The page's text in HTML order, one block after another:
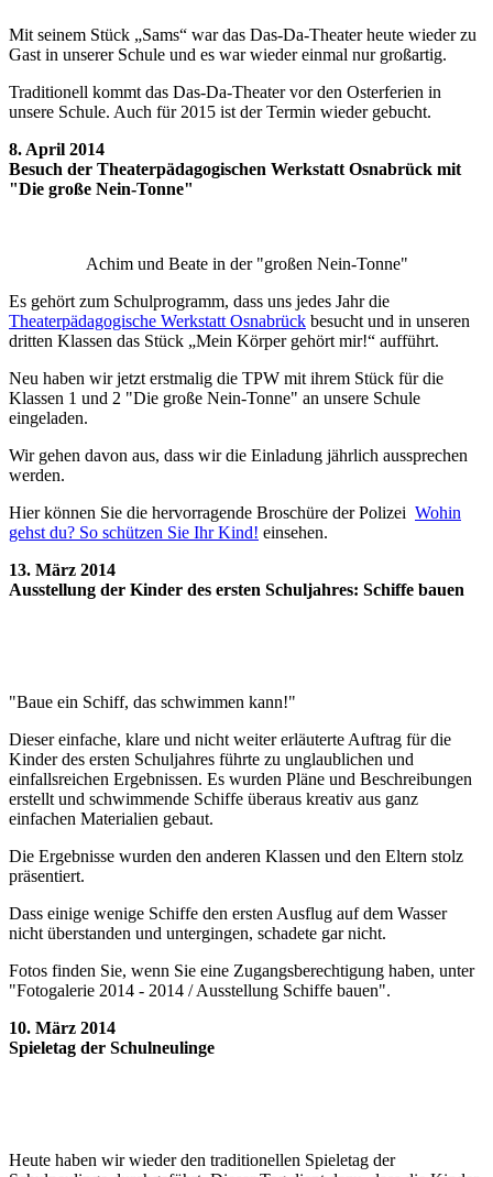
Mit seinem Stück „Sams“ war das Das-Da-Theater heute wieder zu
Gast in unserer Schule und es war wieder einmal nur großartig.
Traditionell kommt das Das-Da-Theater vor den Osterferien in
unsere Schule. Auch für 2015 ist der Termin wieder gebucht.
8. April 2014
Besuch der Theaterpädagogischen Werkstatt Osnabrück mit
"Die große Nein-Tonne"
Achim und Beate in der "großen Nein-Tonne"
Es gehört zum Schulprogramm, dass uns jedes Jahr die
Theaterpädagogische Werkstatt Osnabrück besucht und in unseren
dritten Klassen das Stück „Mein Körper gehört mir!“ aufführt.
Neu haben wir jetzt erstmalig die TPW mit ihrem Stück für die
Klassen 1 und 2 "Die große Nein-Tonne" an unsere Schule
eingeladen.
Wir gehen davon aus, dass wir die Einladung jährlich aussprechen
werden.
Hier können Sie die hervorragende Broschüre der Polizei Wohin
gehst du? So schützen Sie Ihr Kind! einsehen.
13. März 2014
Ausstellung der Kinder des ersten Schuljahres: Schiffe bauen
"Baue ein Schiff, das schwimmen kann!"
Dieser einfache, klare und nicht weiter erläuterte Auftrag für die
Kinder des ersten Schuljahres führte zu unglaublichen und
einfallsreichen Ergebnissen. Es wurden Pläne und Beschreibungen
erstellt und schwimmende Schiffe überaus kreativ aus ganz
einfachen Materialien gebaut.
Die Ergebnisse wurden den anderen Klassen und den Eltern stolz
präsentiert.
Dass einige wenige Schiffe den ersten Ausflug auf dem Wasser
nicht überstanden und untergingen, schadete gar nicht.
Fotos finden Sie, wenn Sie eine Zugangsberechtigung haben, unter
"Fotogalerie 2014 - 2014 / Ausstellung Schiffe bauen".
10. März 2014
Spieletag der Schulneulinge
Heute haben wir wieder den traditionellen Spieletag der